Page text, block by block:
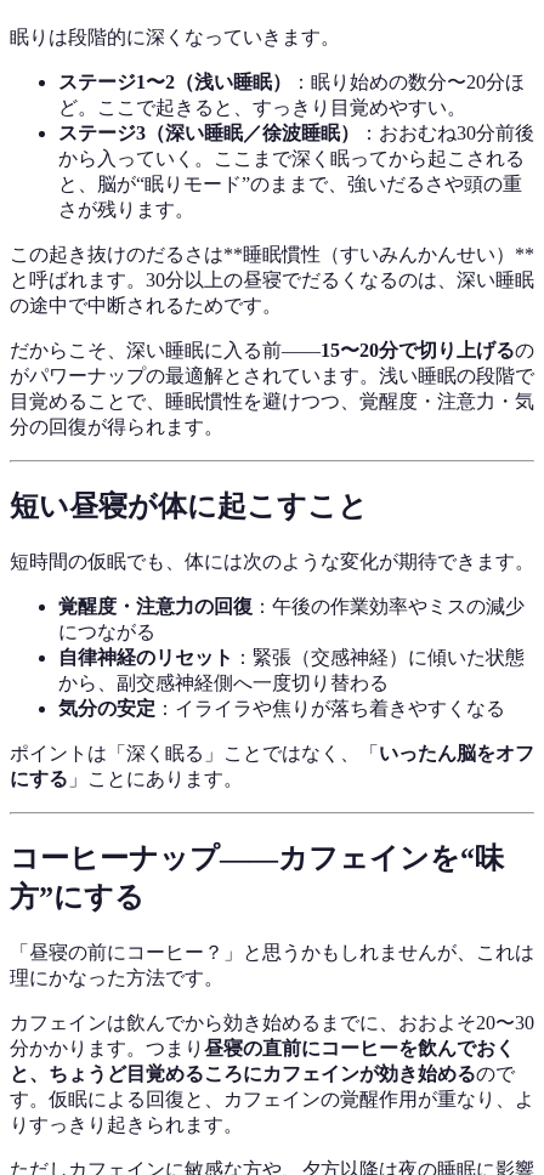
眠りは段階的に深くなっていきます。
ステージ1〜2（浅い睡眠）
：眠り始めの数分〜20分ほ
ど。ここで起きると、すっきり目覚めやすい。
ステージ3（深い睡眠／徐波睡眠）
：おおむね30分前後
から入っていく。ここまで深く眠ってから起こされる
と、脳が“眠りモード”のままで、強いだるさや頭の重
さが残ります。
この起き抜けのだるさは**睡眠慣性（すいみんかんせい）**
と呼ばれます。30分以上の昼寝でだるくなるのは、深い睡眠
の途中で中断されるためです。
だからこそ、深い睡眠に入る前——15〜20分で切り上げるの
がパワーナップの最適解とされています。浅い睡眠の段階で
目覚めることで、睡眠慣性を避けつつ、覚醒度・注意力・気
分の回復が得られます。
短い昼寝が体に起こすこと
短時間の仮眠でも、体には次のような変化が期待できます。
覚醒度・注意力の回復 ：午後の作業効率やミスの減少
につながる
自律神経のリセット ：緊張（交感神経）に傾いた状態
から、副交感神経側へ一度切り替わる
気分の安定 ：イライラや焦りが落ち着きやすくなる
ポイントは「深く眠る」ことではなく、「 いったん脳をオフ
にする 」ことにあります。
コーヒーナップ——カフェインを“味
方”にする
「昼寝の前にコーヒー？」と思うかもしれませんが、これは
理にかなった方法です。
カフェインは飲んでから効き始めるまでに、おおよそ20〜30
分かかります。つまり 昼寝の直前にコーヒーを飲んでおく
と、ちょうど目覚めるころにカフェインが効き始めるので
す。仮眠による回復と、カフェインの覚醒作用が重なり、よ
りすっきり起きられます。
ただしカフェインに敏感な方や、夕方以降は夜の睡眠に影響